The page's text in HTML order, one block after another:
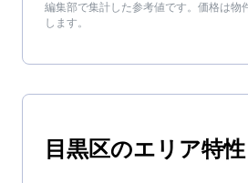
編集部で集計した参考値です。価格は物
します。
目黒区のエリア特性